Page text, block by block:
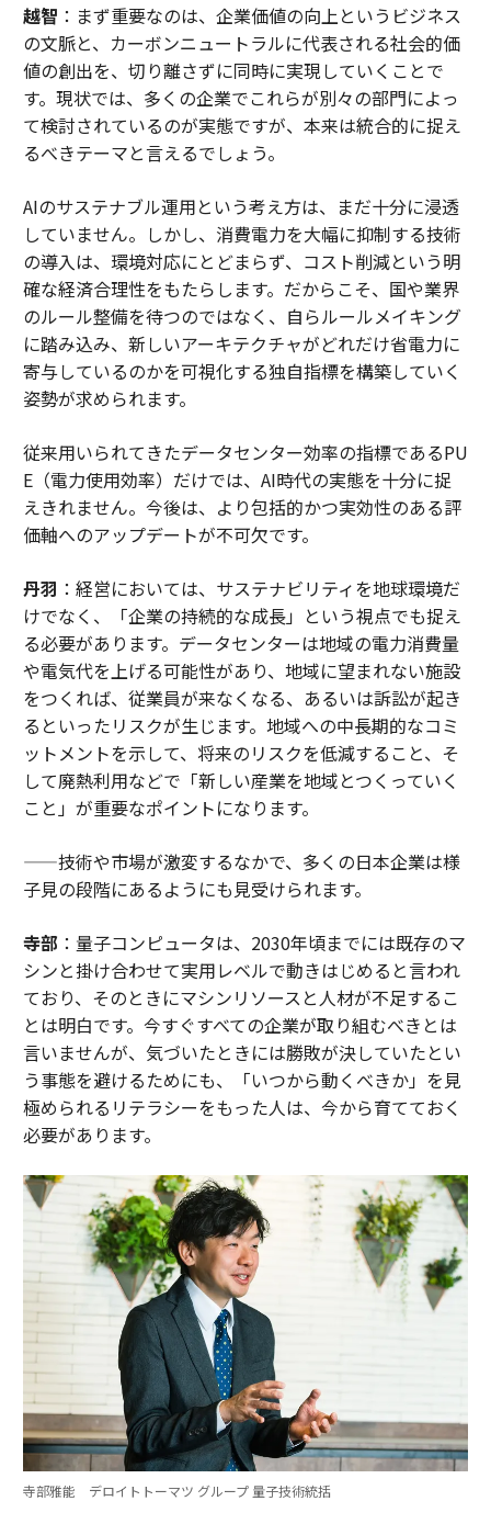
越智 ：まず重要なのは、企業価値の向上というビジネス
の文脈と、カーボンニュートラルに代表される社会的価
値の創出を、切り離さずに同時に実現していくことで
す。現状では、多くの企業でこれらが別々の部門によっ
て検討されているのが実態ですが、本来は統合的に捉え
るべきテーマと言えるでしょう。
AIのサステナブル運用という考え方は、まだ十分に浸透
していません。しかし、消費電力を大幅に抑制する技術
の導入は、環境対応にとどまらず、コスト削減という明
確な経済合理性をもたらします。だからこそ、国や業界
のルール整備を待つのではなく、自らルールメイキング
に踏み込み、新しいアーキテクチャがどれだけ省電力に
寄与しているのかを可視化する独自指標を構築していく
姿勢が求められます。
従来用いられてきたデータセンター効率の指標であるPU
E（電力使用効率）だけでは、AI時代の実態を十分に捉
えきれません。今後は、より包括的かつ実効性のある評
価軸へのアップデートが不可欠です。
丹羽 ：経営においては、サステナビリティを地球環境だ
けでなく、「企業の持続的な成長」という視点でも捉え
る必要があります。データセンターは地域の電力消費量
や電気代を上げる可能性があり、地域に望まれない施設
をつくれば、従業員が来なくなる、あるいは訴訟が起き
るといったリスクが生じます。地域への中長期的なコミ
ットメントを示して、将来のリスクを低減すること、そ
して廃熱利用などで「新しい産業を地域とつくっていく
こと」が重要なポイントになります。
——技術や市場が激変するなかで、多くの日本企業は様
子見の段階にあるようにも見受けられます。
寺部 ：量子コンピュータは、2030年頃までには既存のマ
シンと掛け合わせて実用レベルで動きはじめると言われ
ており、そのときにマシンリソースと人材が不足するこ
とは明白です。今すぐすべての企業が取り組むべきとは
言いませんが、気づいたときには勝敗が決していたとい
う事態を避けるためにも、「いつから動くべきか」を見
極められるリテラシーをもった人は、今から育てておく
必要があります。
寺部雅能 デロイトトーマツ グループ 量子技術統括